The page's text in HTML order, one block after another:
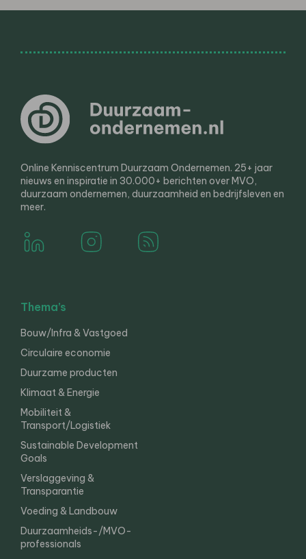
Online Kenniscentrum Duurzaam Ondernemen. 25+ jaar
nieuws en inspiratie in 30.000+ berichten over MVO,
duurzaam ondernemen, duurzaamheid en bedrijfsleven en
meer.
Thema’s
Bouw/Infra & Vastgoed
Circulaire economie
Duurzame producten
Klimaat & Energie
Mobiliteit &
Transport/Logistiek
Sustainable Development
Goals
Verslaggeving &
Transparantie
Voeding & Landbouw
Duurzaamheids-/MVO-
professionals